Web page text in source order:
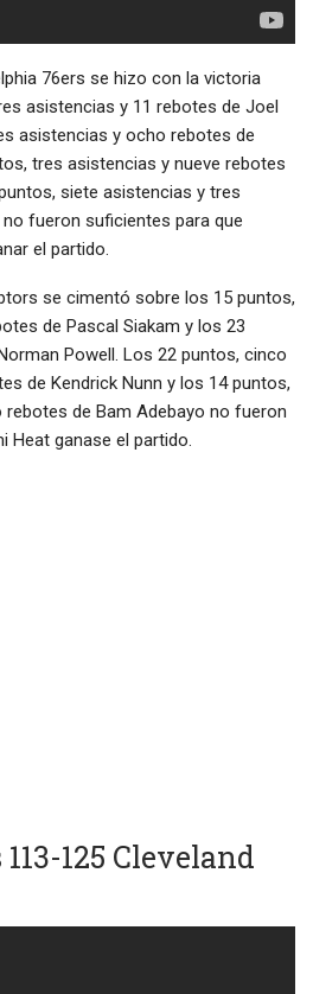
76ers se hizo con la victoria
asistencias y 11 rebotes de Joel
asistencias y ocho rebotes de
tres asistencias y nueve rebotes
siete asistencias y tres
fueron suficientes para que
el partido.
se cimentó sobre los 15 puntos,
de Pascal Siakam y los 23
Powell. Los 22 puntos, cinco
de Kendrick Nunn y los 14 puntos,
de Bam Adebayo no fueron
Heat ganase el partido.
125 Cleveland